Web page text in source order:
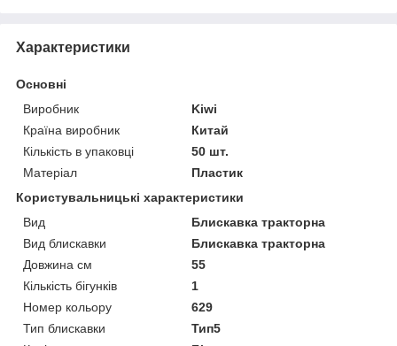
Характеристики
Основні
Виробник
Kiwi
Країна виробник
Китай
Кількість в упаковці
50 шт.
Матеріал
Пластик
Користувальницькі характеристики
Вид
Блискавка тракторна
Вид блискавки
Блискавка тракторна
Довжина см
55
Кількість бігунків
1
Номер кольору
629
Тип блискавки
Тип5